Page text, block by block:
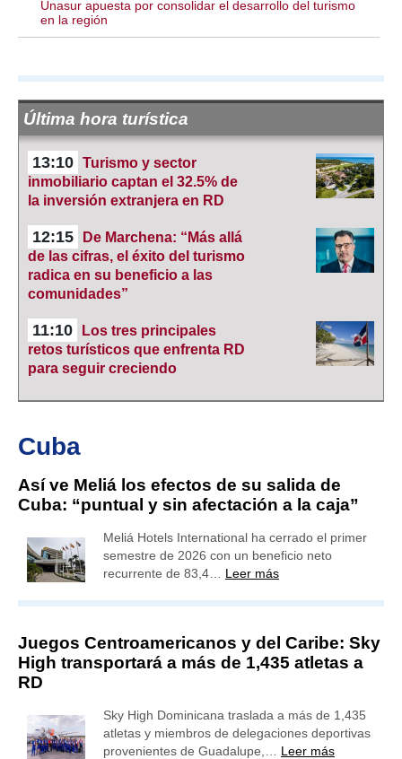
Unasur apuesta por consolidar el desarrollo del turismo
en la región
Última hora turística
13:10 Turismo y sector
inmobiliario captan el 32.5% de
la inversión extranjera en RD
12:15
De Marchena: “Más allá
de las cifras, el éxito del turismo
radica en su beneficio a las
comunidades”
11:10
Los tres principales
retos turísticos que enfrenta RD
para seguir creciendo
Cuba
Así ve Meliá los efectos de su salida de
Cuba: “puntual y sin afectación a la caja”
Meliá Hotels International ha cerrado el primer
semestre de 2026 con un beneficio neto
recurrente de 83,4… Leer más
Juegos Centroamericanos y del Caribe: Sky
High transportará a más de 1,435 atletas a
RD
Sky High Dominicana traslada a más de 1,435
atletas y miembros de delegaciones deportivas
provenientes de Guadalupe,… Leer más